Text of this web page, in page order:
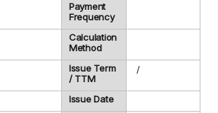
Payment
Frequency
Calculation
Method
Issue Term
/ TTM
/
Issue Date